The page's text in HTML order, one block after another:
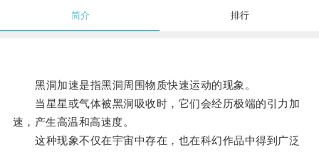
简介 排行
黑洞加速是指黑洞周围物质快速运动的现象。
当星星或气体被黑洞吸收时，它们会经历极端的引力加
速，产生高温和高速度。
这种现象不仅在宇宙中存在，也在科幻作品中得到广泛